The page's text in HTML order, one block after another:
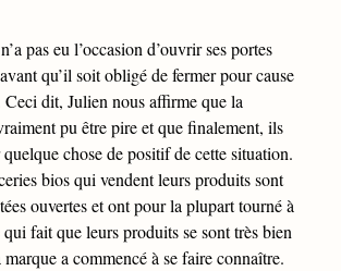
pas eu l’occasion d’ouvrir ses portes
qu’il soit obligé de fermer pour cause
dit, Julien nous affirme que la
pu être pire et que finalement, ils
chose de positif de cette situation.
bios qui vendent leurs produits sont
ouvertes et ont pour la plupart tourné à
fait que leurs produits se sont très bien
a commencé à se faire connaître.